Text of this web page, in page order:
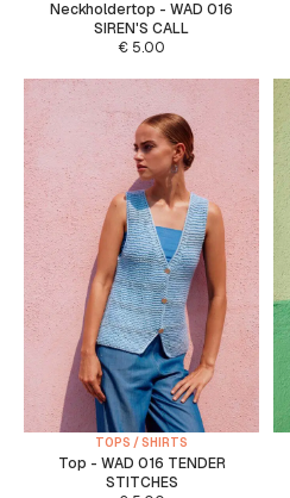
Neckholdertop - WAD 016
SIREN'S CALL
€ 5.00
TOPS / SHIRTS
Top - WAD 016 TENDER
STITCHES